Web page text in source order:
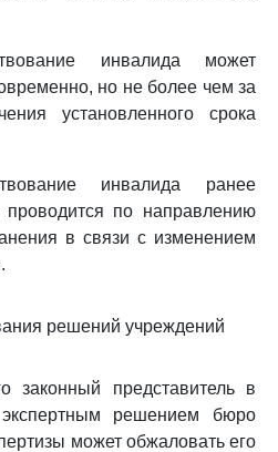
инвалида может
но не более чем за
установленного срока
инвалида ранее
проводится по направлению
в связи с изменением
решений учреждений
законный представитель в
решением бюро
может обжаловать его